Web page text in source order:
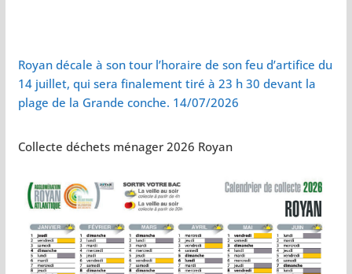
Royan décale à son tour l’horaire de son feu d’artifice du
14 juillet, qui sera finalement tiré à 23 h 30 devant la
plage de la Grande conche. 14/07/2026
Collecte déchets ménager 2026 Royan